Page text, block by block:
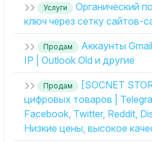
Услуги
Органический
ключ через сетку сайтов-
Продам
Аккаунты
IP | Outlook Old и другие
Продам
[SOCNET
цифровых товаров |
Facebook, Twitter, Reddit,
Низкие цены, высокое